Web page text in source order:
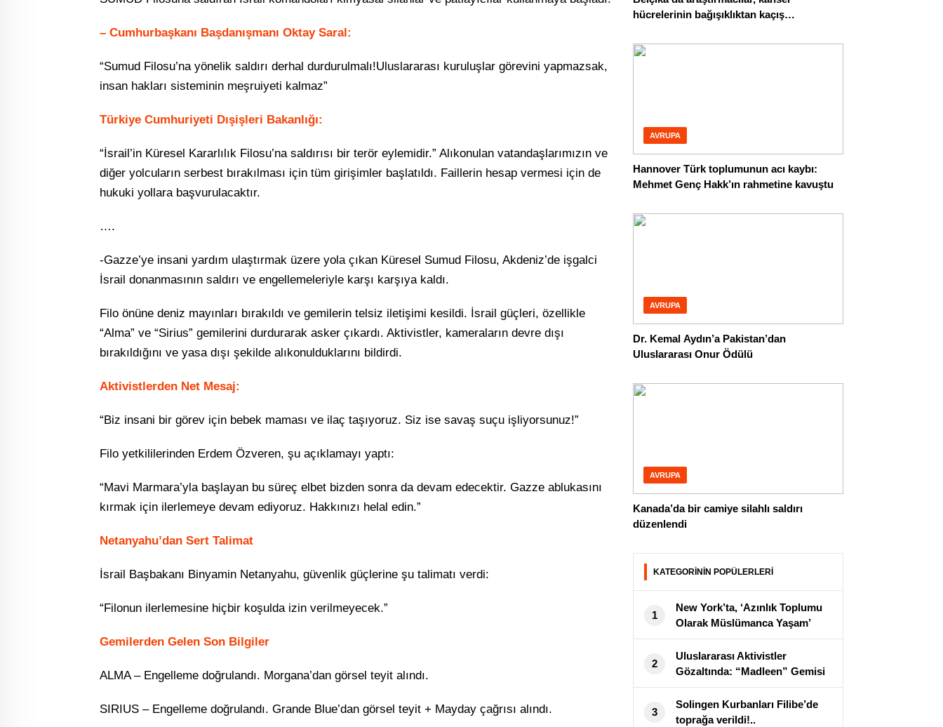
– Cumhurbaşkanı Başdanışmanı Oktay Saral:
“Sumud Filosu’na yönelik saldırı derhal durdurulmalı!Uluslararası kuruluşlar görevini yapmazsak,
insan hakları sisteminin meşruiyeti kalmaz”
Türkiye Cumhuriyeti Dışişleri Bakanlığı:
“İsrail’in Küresel Kararlılık Filosu’na saldırısı bir terör eylemidir.” Alıkonulan vatandaşlarımızın ve
diğer yolcuların serbest bırakılması için tüm girişimler başlatıldı. Faillerin hesap vermesi için de
hukuki yollara başvurulacaktır.
….
-Gazze’ye insani yardım ulaştırmak üzere yola çıkan Küresel Sumud Filosu, Akdeniz’de işgalci
İsrail donanmasının saldırı ve engellemeleriyle karşı karşıya kaldı.
Filo önüne deniz mayınları bırakıldı ve gemilerin telsiz iletişimi kesildi. İsrail güçleri, özellikle
“Alma” ve “Sirius” gemilerini durdurarak asker çıkardı. Aktivistler, kameraların devre dışı
bırakıldığını ve yasa dışı şekilde alıkonulduklarını bildirdi.
Aktivistlerden Net Mesaj:
“Biz insani bir görev için bebek maması ve ilaç taşıyoruz. Siz ise savaş suçu işliyorsunuz!”
Filo yetkililerinden Erdem Özveren, şu açıklamayı yaptı:
“Mavi Marmara’yla başlayan bu süreç elbet bizden sonra da devam edecektir. Gazze ablukasını
kırmak için ilerlemeye devam ediyoruz. Hakkınızı helal edin.”
Netanyahu’dan Sert Talimat
İsrail Başbakanı Binyamin Netanyahu, güvenlik güçlerine şu talimatı verdi:
“Filonun ilerlemesine hiçbir koşulda izin verilmeyecek.”
Gemilerden Gelen Son Bilgiler
ALMA – Engelleme doğrulandı. Morgana’dan görsel teyit alındı.
SIRIUS – Engelleme doğrulandı. Grande Blue’dan görsel teyit + Mayday çağrısı alındı.
hücrelerinin bağışıklıktan kaçış
AVRUPA
Hannover Türk toplumunun acı kaybı:
Mehmet Genç Hakk’ın rahmetine kavuştu
AVRUPA
Dr. Kemal Aydın’a Pakistan’dan
Uluslararası Onur Ödülü
AVRUPA
Kanada’da bir camiye silahlı saldırı
düzenlendi
KATEGORİNİN POPÜLERLERİ
1
New York’ta, ‘Azınlık Toplumu
Olarak Müslümanca Yaşam’
konulu konferans!..
2
Uluslararası Aktivistler
Gözaltında: “Madleen” Gemisi
Tartışmaları Alevlendirdi
3
Solingen Kurbanları Filibe’de
toprağa verildi!..